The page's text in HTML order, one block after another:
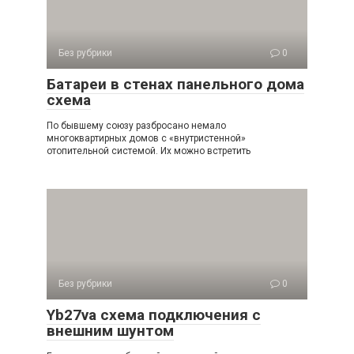
Без рубрики 0
Батареи в стенах панельного дома
схема
По бывшему союзу разбросано немало
многоквартирных домов с «внутристенной»
отопительной системой. Их можно встретить
Без рубрики 0
Yb27va схема подключения с
внешним шунтом